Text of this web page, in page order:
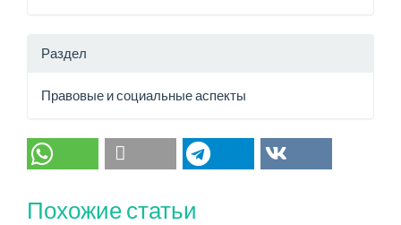
Раздел
Правовые и социальные аспекты
Похожие статьи